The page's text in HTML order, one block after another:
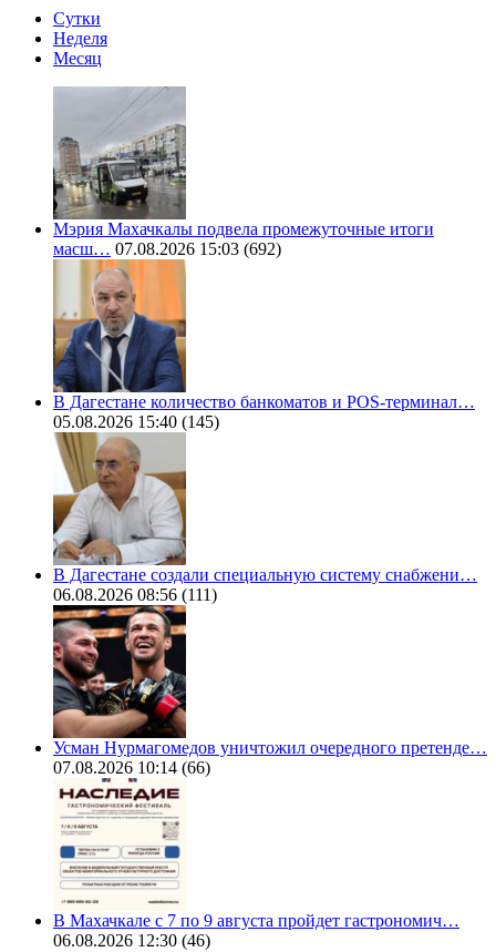
Сутки
Неделя
Месяц
Мэрия Махачкалы подвела промежуточные итоги
масш… 07.08.2026 15:03 (692)
В Дагестане количество банкоматов и POS-терминал…
05.08.2026 15:40 (145)
В Дагестане создали специальную систему снабжени…
06.08.2026 08:56 (111)
Усман Нурмагомедов уничтожил очередного претенде…
07.08.2026 10:14 (66)
В Махачкале с 7 по 9 августа пройдет гастрономич…
06.08.2026 12:30 (46)